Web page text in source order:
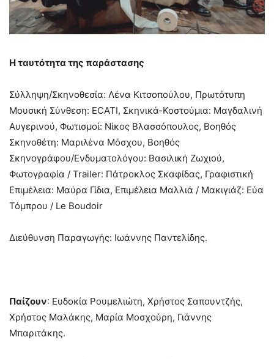
Η ταυτότητα της παράστασης
Σύλληψη/Σκηνοθεσία: Λένα Κιτσοπούλου, Πρωτότυπη
Μουσική Σύνθεση: ECATI, Σκηνικά-Κοστούμια: Μαγδαλινή
Αυγερινού, Φωτισμοί: Νίκος Βλασσόπουλος, Βοηθός
Σκηνοθέτη: Μαριλένα Μόσχου, Βοηθός
Σκηνoγράφου/Eνδυματολόγου: Βασιλική Ζωχιού​​​​​​​,
Φωτογραφία / Trailer: Πάτροκλος Σκαφίδας, Γραφιστική
Επιμέλεια: Μαύρα Γίδια, Επιμέλεια Μαλλιά / Μακιγιάζ: Εύα
Τόμπρου / Le Boudoir
Διεύθυνση Παραγωγής: Ιωάννης Παντελίδης.
Παίζουν: Ευδοκία Ρουμελιώτη, Χρήστος Σαπουντζής,
Χρήστος Μαλάκης, Μαρία Μοσχούρη, Γιάννης
Μπαριτάκης.